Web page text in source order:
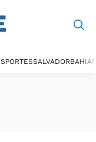
SALVADORBAHIA